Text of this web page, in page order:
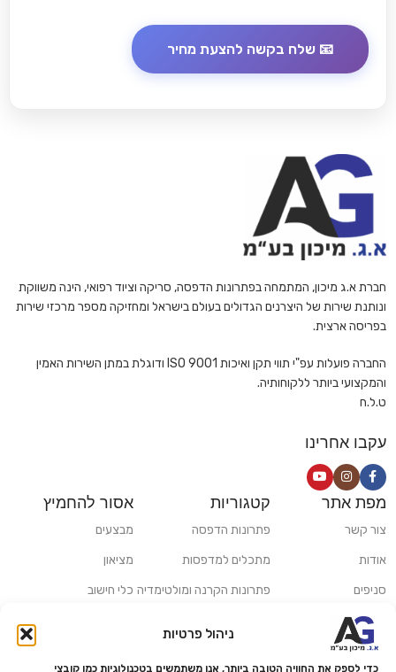
ניהול פרטיות
כדי לספק את החוויה הטובה ביותר, אנו משתמשים בטכנולוגיות כמו קובצי
חברת א.ג מיכון, המתמחה בפתרונות הדפסה, סריקה וציוד רפואי, הינה משווקת
ונותנת שירות של היצרנים הגדולים בעולם בישראל ומחזיקה מספר מרכזי שירות
בפריסה ארצית.
החברה פועלות עפ"י תווי תקן ואיכות ISO 9001 ודוגלת במתן השירות האמין
והמקצועי ביותר ללקוחותיה.
ט.ל.ח
עקבו אחרינו
מפת אתר
צור קשר
אודות
סניפים
משלוחים ואיסוף עצמי
מדריכים ומאמרים
קטגוריות
פתרונות הדפסה
מתכלים למדפסות
פתרונות הקרנה ומולטימדיה
אסור להחמיץ
מבצעים
מציאון
כלי חישוב